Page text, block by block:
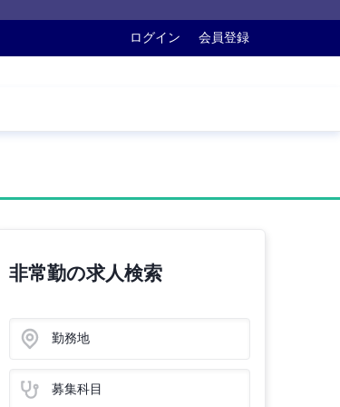
ログイン 会員登録
非常勤の求人検索
勤務地
募集科目